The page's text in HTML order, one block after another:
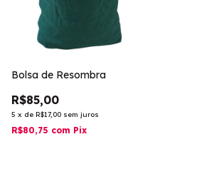
Bolsa de Resombra
R$85,00
5 x de R$17,00 sem juros
R$80,75 com Pix